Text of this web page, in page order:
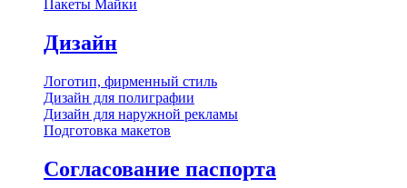
Пакеты Майки
Дизайн
Логотип, фирменный стиль
Дизайн для полиграфии
Дизайн для наружной рекламы
Подготовка макетов
Согласование паспорта